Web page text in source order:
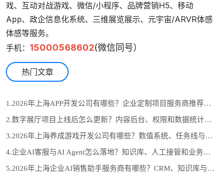
戏、互动对战游戏、微信/小程序、品牌营销H5、移动
App、政企信息化系统、三维展览展示、元宇宙/ARVR体感
体感等服务。
手机： 15000568602(微信同号）
热门文章
1.2026年上海APP开发公司有哪些？企业定制项目服务商推荐与选型参考
2.数字展厅项目上线后怎么更新？内容后台、权限和数据统计设计
3.2026年上海养成游戏开发公司有哪些？数值系统、任务线与长期运营怎么选
4.企业AI客服与AI Agent怎么落地？知识库、人工接管和业务系统对接流程
5.2026年上海企业AI销售助手服务商有哪些？CRM、知识库与自动跟进怎么选